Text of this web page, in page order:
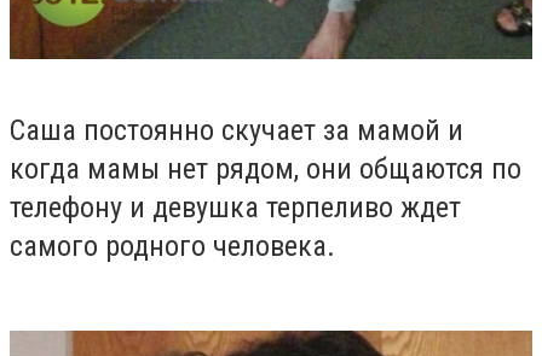
Саша постоянно скучает за мамой и
когда мамы нет рядом, они общаются по
телефону и девушка терпеливо ждет
самого родного человека.